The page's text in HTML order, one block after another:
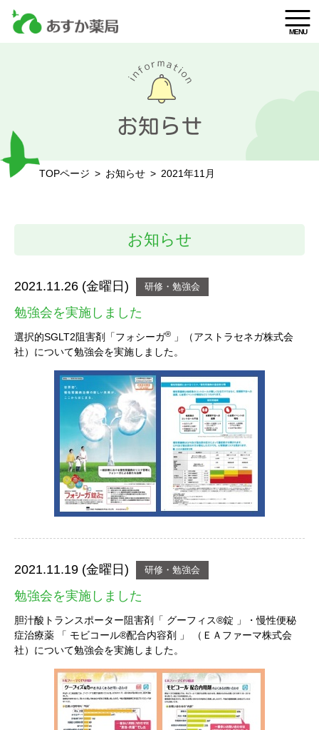
MENU
お知らせ
TOPページ > お知らせ > 2021年11月
お知らせ
2021.11.26 (金曜日) 研修・勉強会
勉強会を実施しました
選択的SGLT2阻害剤「フォシーガ®
」（アストラセネガ株式会
社）について勉強会を実施しました。
2021.11.19 (金曜日) 研修・勉強会
勉強会を実施しました
胆汁酸トランスポーター阻害剤「 グーフィス®錠 」・慢性便秘
症治療薬 「 モビコール®配合内容剤 」 （ＥＡファーマ株式会
社）について勉強会を実施しました。